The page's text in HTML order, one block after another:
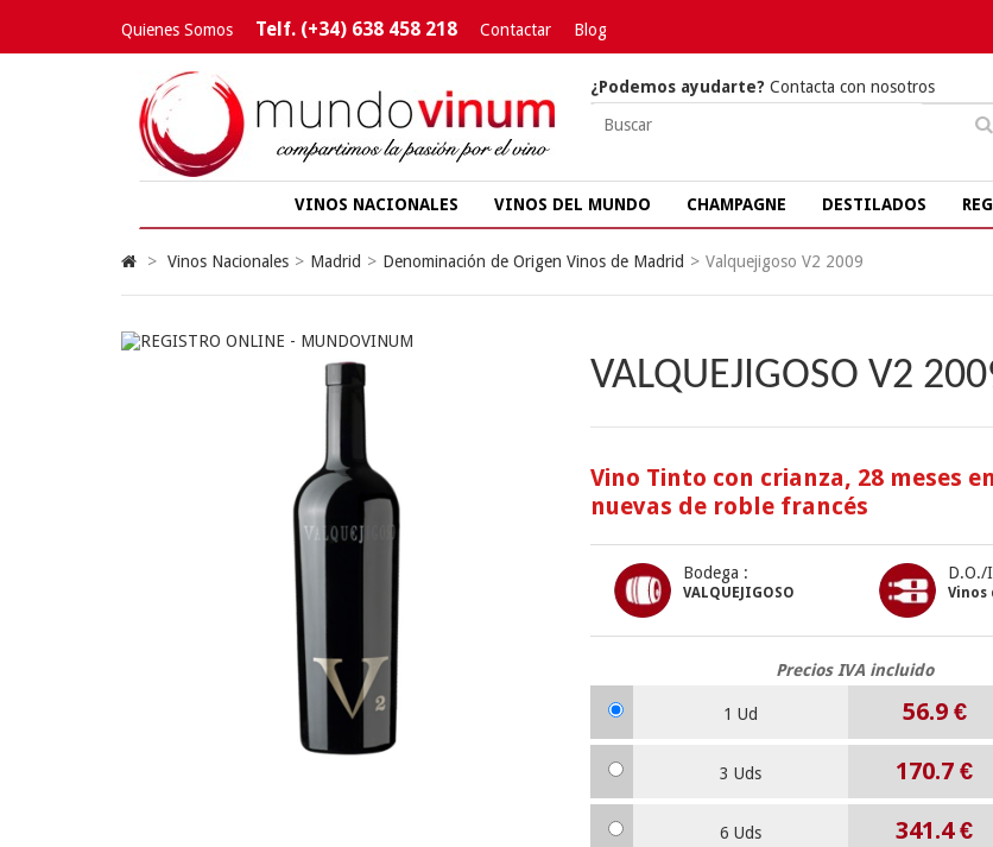
Quienes Somos Telf. (+34) 638 458 218 Contactar Blog
¿Podemos ayudarte? Contacta con nosotros
VINOS NACIONALES VINOS DEL MUNDO CHAMPAGNE DESTILADOS
> Vinos Nacionales > Madrid > Denominación de Origen Vinos de Madrid > Valquejigoso V2 2009
VALQUEJIGOSO V2
Vino Tinto con crianza, 28 meses
nuevas de roble francés
Bodega :
VALQUEJIGOSO
D.O./
Vinos
Precios IVA incluido
1 Ud 56.9 €
3 Uds 170.7€
6 Uds 341.4€